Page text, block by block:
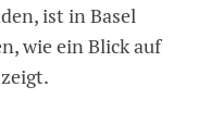
ist in Basel
wie ein Blick auf
zeigt.